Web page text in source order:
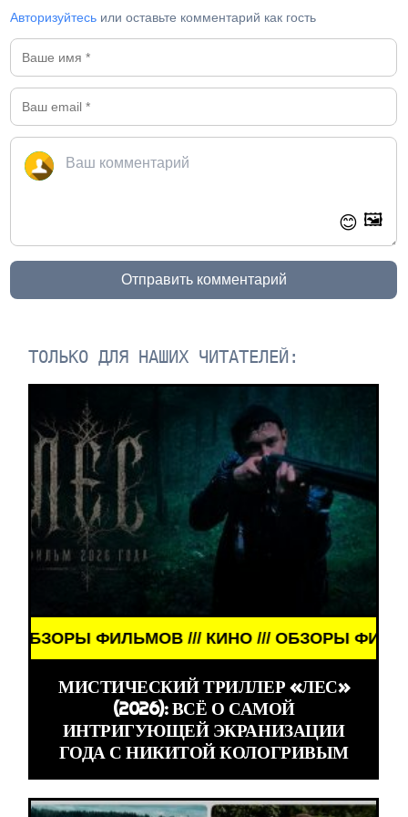
Авторизуйтесь или оставьте комментарий как гость
😊 🖼️
Отправить комментарий
ТОЛЬКО ДЛЯ НАШИХ ЧИТАТЕЛЕЙ:
ФИЛЬМОВ /// КИНО /// ОБЗОРЫ ФИЛЬМОВ ///
МИСТИЧЕСКИЙ ТРИЛЛЕР «ЛЕС»
(2026): ВСЁ О САМОЙ
ИНТРИГУЮЩЕЙ ЭКРАНИЗАЦИИ
ГОДА С НИКИТОЙ КОЛОГРИВЫМ